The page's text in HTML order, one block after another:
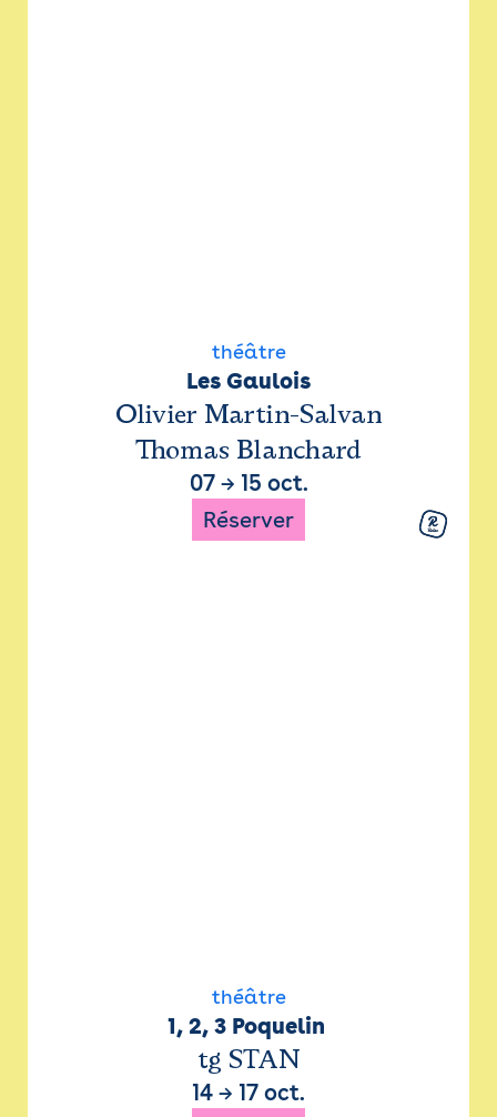
théâtre
Les Gaulois
Olivier Martin-Salvan
Thomas Blanchard
07→ 15 oct.
Réserver
théâtre
1, 2, 3 Poquelin
tg STAN
14 → 17 oct.